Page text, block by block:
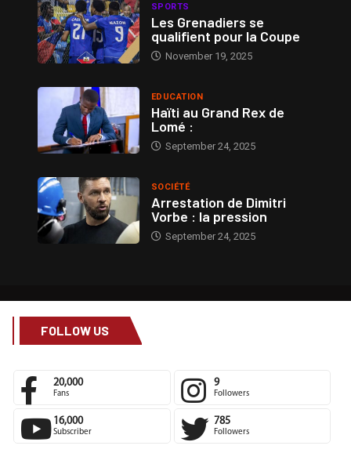
SPORTS
Les Grenadiers se
qualifient pour la Coupe
November 19, 2025
EDUCATION
Haïti au Grand Rex de
Lomé :
September 24, 2025
SOCIÉTÉ
Arrestation de Dimitri
Vorbe : la pression
September 24, 2025
FOLLOW US
20,000
Fans
9
Followers
16,000
Subscriber
785
Followers